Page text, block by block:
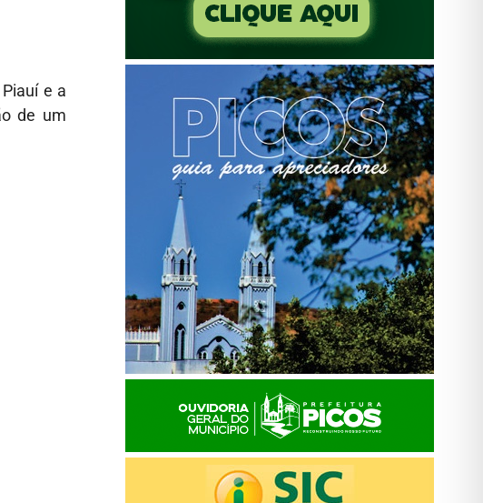
e a
de um